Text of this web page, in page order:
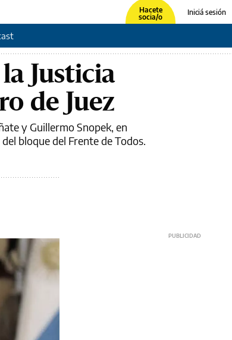
Hacete
socia/o
Iniciá sesión
Justicia
de Juez
y Guillermo Snopek, en
bloque del Frente de Todos.